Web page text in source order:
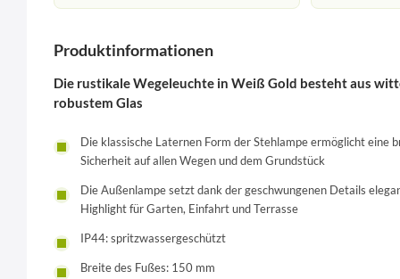
Produktinformationen
Die rustikale Wegeleuchte in Weiß Gold besteht aus
robustem Glas
Die klassische Laternen Form der Stehlampe ermöglicht eine
Sicherheit auf allen Wegen und dem Grundstück
Die Außenlampe setzt dank der geschwungenen Details
Highlight für Garten, Einfahrt und Terrasse
IP44: spritzwassergeschützt
Breite des Fußes: 150 mm